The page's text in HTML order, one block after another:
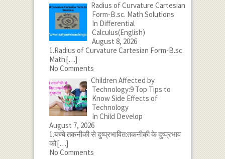
Radius of Curvature Cartesian
Form-B.sc. Math Solutions
In Differential
Calculus(English)
August 8, 2026
1.Radius of Curvature Cartesian Form-B.sc.
Math[…]
No Comments
Children Affected by
Technology:9 Top Tips to
Know Side Effects of
Technology
In Child Develop
August 7, 2026
1.बच्चे तकनीकी से दुष्प्रभावित:तकनीकी के दुष्प्रभाव
को[…]
No Comments